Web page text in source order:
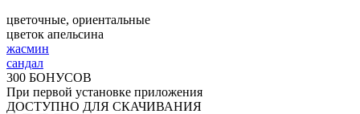
цветочные, ориентальные
цветок апельсина
жасмин
сандал
300 БОНУСОВ
При первой установке приложения
ДОСТУПНО ДЛЯ СКАЧИВАНИЯ